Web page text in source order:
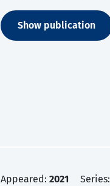
Show publication
Appeared: 2021 Series: